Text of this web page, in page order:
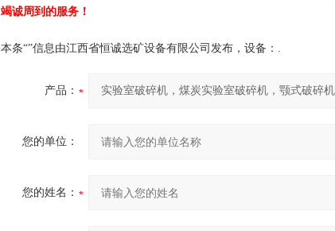
竭诚周到的服务！
本条“”信息由江西省恒诚选矿设备有限公司发布，设备：.
产品：
您的单位：
您的姓名：